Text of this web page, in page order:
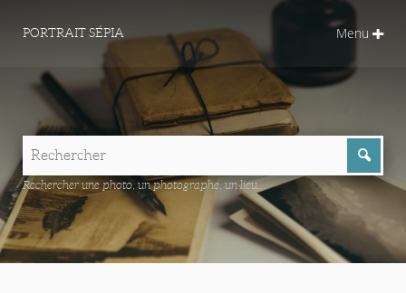
PORTRAIT SÉPIA Menu
Rechercher une photo, un photographe, un lieu...